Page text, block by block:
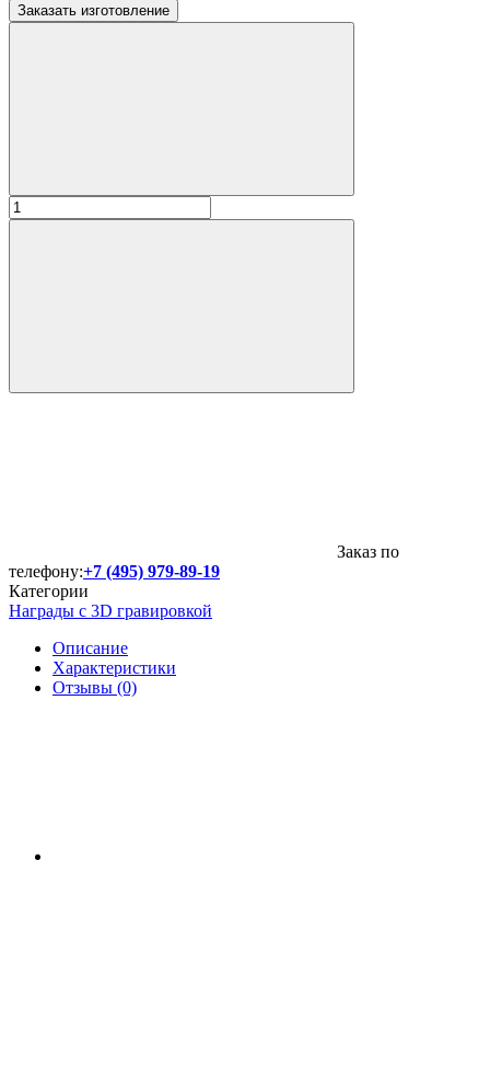
Заказать изготовление
Заказ по
телефону:+7 (495) 979-89-19
Категории
Награды с 3D гравировкой
Описание
Характеристики
Отзывы (0)